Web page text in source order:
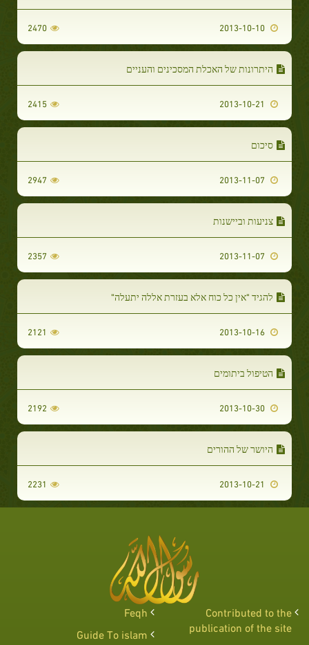
2470
היתרונות של האכלת המסכינים והעניים
2415
סיכום
2947
צניעות וביישנות
2357
להגיד "אין כל כוח אלא בעזרת אללה יתעלה"
2121
הטיפול ביתומים
2192
היושר של ההורים
2231
Contributed to the
publication of the site
Feqh
Guide To islam